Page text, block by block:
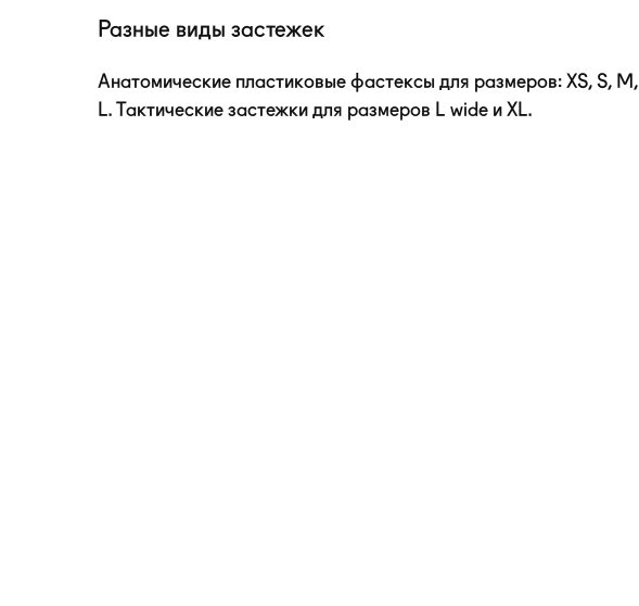
Разные виды застежек
Анатомические пластиковые фастексы для размеров: XS, S, M,
L. Тактические застежки для размеров L wide и XL.